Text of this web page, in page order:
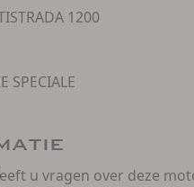
1200
SPECIALE
u vragen over deze